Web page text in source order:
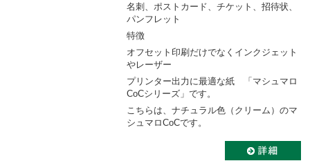
名刺、ポストカード、チケット、招待状、
パンフレット
特徴
オフセット印刷だけでなくインクジェット
やレーザー
プリンター出力に最適な紙 「マシュマロ
CoCシリーズ」です。
こちらは、ナチュラル色（クリーム）のマ
シュマロCoCです。